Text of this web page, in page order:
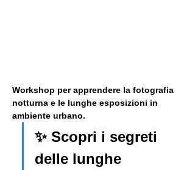
Workshop per apprendere la fotografia
notturna e le lunghe esposizioni in
ambiente urbano.
✨ Scopri i segreti
delle lunghe